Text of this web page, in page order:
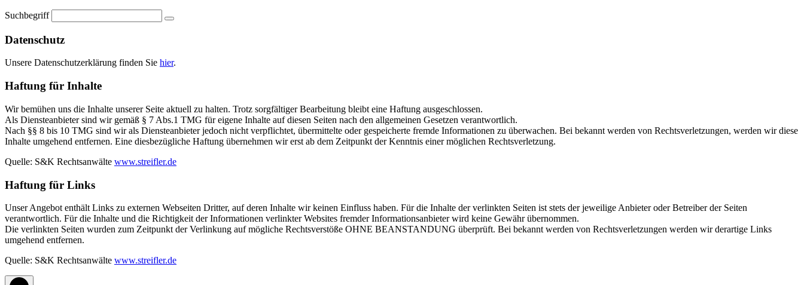
Suchbegriff
Datenschutz
Unsere Datenschutzerklärung finden Sie hier.
Haftung für Inhalte
Wir bemühen uns die Inhalte unserer Seite aktuell zu halten. Trotz sorgfältiger Bearbeitung bleibt eine Haftung ausgeschlossen.
Als Diensteanbieter sind wir gemäß § 7 Abs.1 TMG für eigene Inhalte auf diesen Seiten nach den allgemeinen Gesetzen verantwortlich.
Nach §§ 8 bis 10 TMG sind wir als Diensteanbieter jedoch nicht verpflichtet, übermittelte oder gespeicherte fremde Informationen zu überwachen. Bei bekannt werden von Rechtsverletzungen, werden wir diese
Inhalte umgehend entfernen. Eine diesbezügliche Haftung übernehmen wir erst ab dem Zeitpunkt der Kenntnis einer möglichen Rechtsverletzung.
Quelle: S&K Rechtsanwälte www.streifler.de
Haftung für Links
Unser Angebot enthält Links zu externen Webseiten Dritter, auf deren Inhalte wir keinen Einfluss haben. Für die Inhalte der verlinkten Seiten ist stets der jeweilige Anbieter oder Betreiber der Seiten
verantwortlich. Für die Inhalte und die Richtigkeit der Informationen verlinkter Websites fremder Informationsanbieter wird keine Gewähr übernommen.
Die verlinkten Seiten wurden zum Zeitpunkt der Verlinkung auf mögliche Rechtsverstöße OHNE BEANSTANDUNG überprüft. Bei bekannt werden von Rechtsverletzungen werden wir derartige Links
umgehend entfernen.
Quelle: S&K Rechtsanwälte www.streifler.de